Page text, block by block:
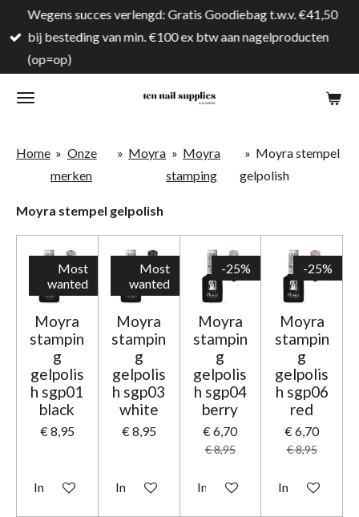
direct
naar
hoofdinhoud
Wegens succes verlengd: Gratis Goodiebag t.w.v. €41,50
bij besteding van min. €100 ex btw aan nagelproducten
(op=op)
Home » Onze
merken
» Moyra » Moyra
stamping
» Moyra stempel
gelpolish
Moyra stempel gelpolish
Most
wanted
Moyra
stampin
g
gelpolis
h sgp01
black
€ 8,95
In winkelwagen
Most
wanted
Moyra
stampin
g
gelpolis
h sgp03
white
€ 8,95
In winkelwagen
-25%
Moyra
stampin
g
gelpolis
h sgp04
berry
€ 6,70
€ 8,95
In winkelwagen
-25%
Moyra
stampin
g
gelpolis
h sgp06
red
€ 6,70
€ 8,95
In